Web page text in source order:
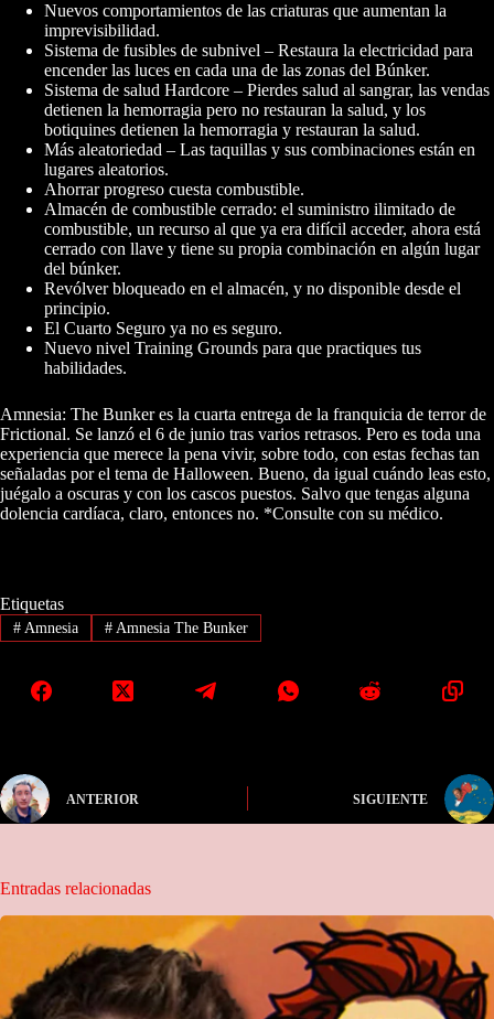
Nuevos comportamientos de las criaturas que aumentan la
imprevisibilidad.
Sistema de fusibles de subnivel – Restaura la electricidad para
encender las luces en cada una de las zonas del Búnker.
Sistema de salud Hardcore – Pierdes salud al sangrar, las vendas
detienen la hemorragia pero no restauran la salud, y los
botiquines detienen la hemorragia y restauran la salud.
Más aleatoriedad – Las taquillas y sus combinaciones están en
lugares aleatorios.
Ahorrar progreso cuesta combustible.
Almacén de combustible cerrado: el suministro ilimitado de
combustible, un recurso al que ya era difícil acceder, ahora está
cerrado con llave y tiene su propia combinación en algún lugar
del búnker.
Revólver bloqueado en el almacén, y no disponible desde el
principio.
El Cuarto Seguro ya no es seguro.
Nuevo nivel Training Grounds para que practiques tus
habilidades.
Amnesia: The Bunker es la cuarta entrega de la franquicia de terror de
Frictional. Se lanzó el 6 de junio tras varios retrasos. Pero es toda una
experiencia que merece la pena vivir, sobre todo, con estas fechas tan
señaladas por el tema de Halloween. Bueno, da igual cuándo leas esto,
juégalo a oscuras y con los cascos puestos. Salvo que tengas alguna
dolencia cardíaca, claro, entonces no. *Consulte con su médico.
Etiquetas
#Amnesia #Amnesia The Bunker
ANTERIOR SIGUIENTE
Entradas relacionadas